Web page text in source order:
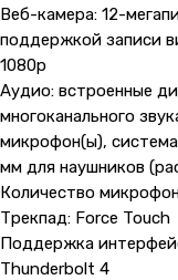
Веб-камера: 12-
поддержкой записи
1080p
Аудио: встроенные
многоканального
микрофон(ы),
мм для наушников
Количество
Трекпад: Force Touch
Поддержка
Thunderbolt 4